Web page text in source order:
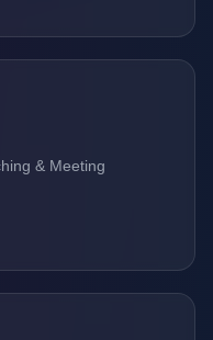
& Meeting